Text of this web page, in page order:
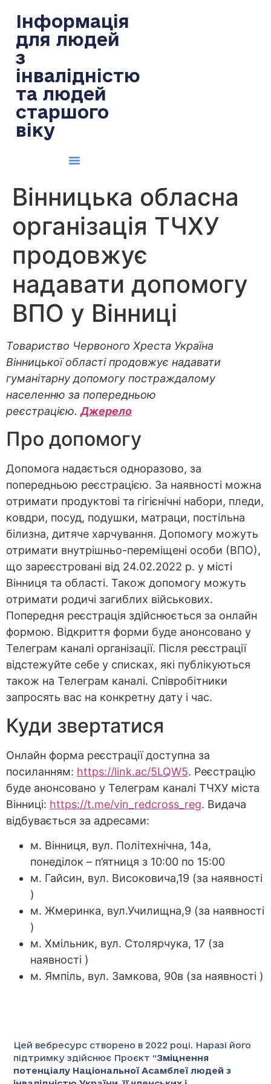
Інформація
для людей
з
інвалідністю
та людей
старшого
віку
Вінницька обласна
організація ТЧХУ
продовжує
надавати допомогу
ВПО у Вінниці
Товариство Червоного Хреста Україна
Вінницької області продовжує надавати
гуманітарну допомогу постраждалому
населенню за попередньою
реєстрацією.Джерело
Про допомогу
Допомога надається одноразово, за
попередньою реєстрацією. За наявності можна
отримати продуктові та гігієнічні набори, пледи,
ковдри, посуд, подушки, матраци, постільна
білизна, дитяче харчування. Допомогу можуть
отримати внутрішньо-переміщені особи (ВПО),
що зареєстровані від 24.02.2022 р. у місті
Вінниця та області. Також допомогу можуть
отримати родичі загиблих військових.
Попередня реєстрація здійснюється за онлайн
формою. Відкриття форми буде анонсовано у
Телеграм каналі організації. Після реєстрації
відстежуйте себе у списках, які публікуються
також на Телеграм каналі. Співробітники
запросять вас на конкретну дату і час.
Куди звертатися
Онлайн форма реєстрації доступна за
посиланням: https://link.ac/5LQW5. Реєстрацію
буде анонсовано у Телеграм каналі ТЧХУ міста
Вінниці: https://t.me/vin_redcross_reg. Видача
відбувається за адресами:
м. Вінниця, вул. Політехнічна, 14а,
понеділок – п’ятниця з 10:00 по 15:00
м. Гайсин, вул. Високовича,19 (за наявності
)
м. Жмеринка, вул.Училищна,9 (за наявності
)
м. Хмільник, вул. Столярчука, 17 (за
наявності )
м. Ямпіль, вул. Замкова, 90в (за наявності )
Цей вебресурс створено в 2022 році. Наразі його
підтримку здійснює Проєкт “Зміцнення
потенціалу Національної Асамблеї людей з